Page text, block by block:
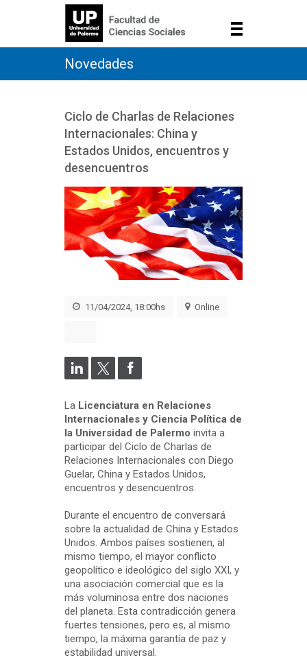
Novedades
Ciclo de Charlas de Relaciones
Internacionales: China y
Estados Unidos, encuentros y
desencuentros
11/04/2024, 18:00hs Online
La Licenciatura en Relaciones
Internacionales y Ciencia Política de
la Universidad de Palermo invita a
participar del Ciclo de Charlas de
Relaciones Internacionales con Diego
Guelar, China y Estados Unidos,
encuentros y desencuentros.
Durante el encuentro de conversará
sobre la actualidad de China y Estados
Unidos. Ambos países sostienen, al
mismo tiempo, el mayor conflicto
geopolítico e ideológico del siglo XXI, y
una asociación comercial que es la
más voluminosa entre dos naciones
del planeta. Esta contradicción genera
fuertes tensiones, pero es, al mismo
tiempo, la máxima garantía de paz y
estabilidad universal.